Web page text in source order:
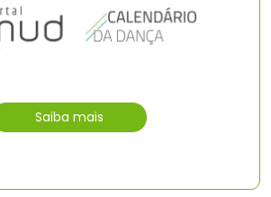
Saiba mais